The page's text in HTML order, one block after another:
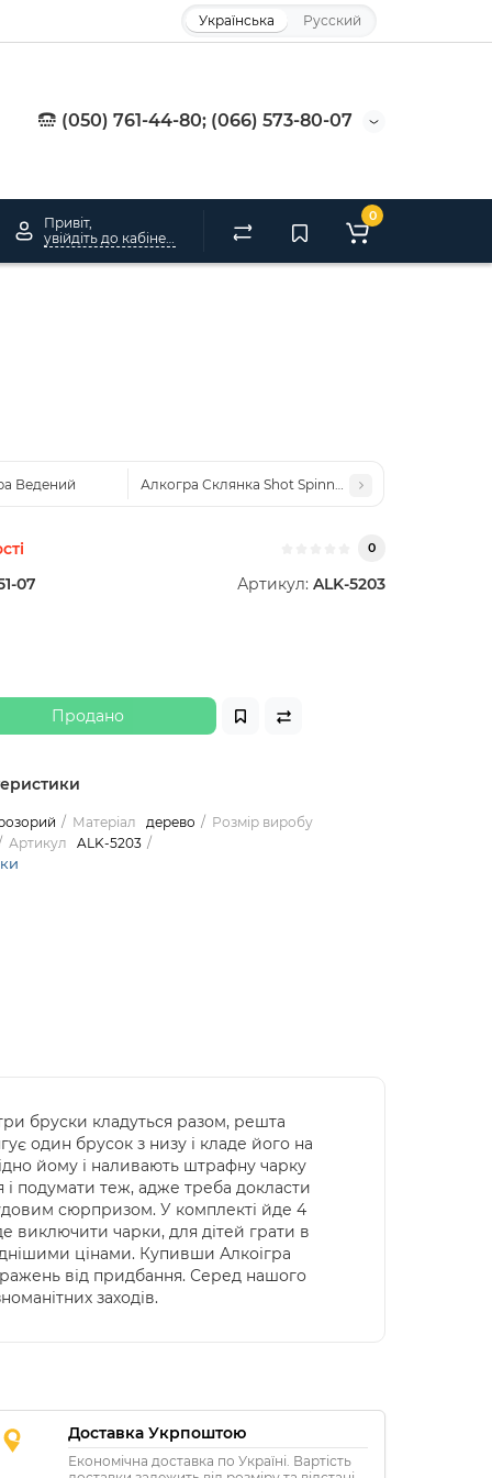
Українська Русский
(050) 761-44-80; (066) 573-80-07
Привіт,
0
Ведений Алкогра Склянка Shot Spinner
0
07 Артикул: ALK-5203
Продано
Матеріал дерево
Розмір виробу
Артикул ALK-5203
бруски кладуться разом, решта
один брусок з низу і кладе його на
йому і наливають штрафну чарку
подумати теж, адже треба докласти
сюрпризом. У комплекті йде 4
виключити чарки, для дітей грати в
цінами. Купивши Алкоігра
від придбання. Серед нашого
заходів.
Доставка Укрпоштою
Економічна доставка по Україні. Вартість